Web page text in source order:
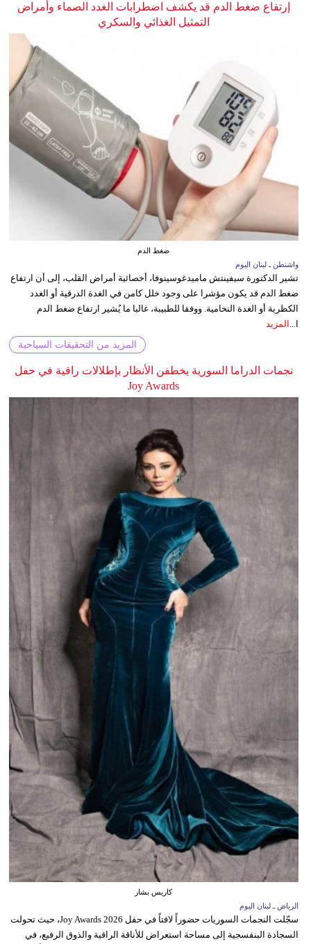
إرتفاع ضغط الدم قد يكشف اضطرابات الغدد الصماء وأمراض
التمثيل الغذائي والسكري
ضغط الدم
واشنطن ـ لبنان اليوم
تشير الدكتورة سيفينتش ماميدغوسينوفا، أخصائية أمراض القلب، إلى أن ارتفاع
ضغط الدم قد يكون مؤشرا على وجود خلل كامن في الغدة الدرقية أو الغدد
الكظرية أو الغدة النخامية. ووفقا للطبيبة، غالبا ما يُشير ارتفاع ضغط الدم
ا... المزيد
المزيد من التحقيقات السياحية
نجمات الدراما السورية يخطفن الأنظار بإطلالات راقية في حفل
Joy Awards
كاريس بشار
الرياض ـ لبنان اليوم
سجّلت النجمات السوريات حضوراً لافتاً في حفل Joy Awards 2026، حيث تحولت
السجادة البنفسجية إلى مساحة استعراض للأناقة الراقية والذوق الرفيع، في